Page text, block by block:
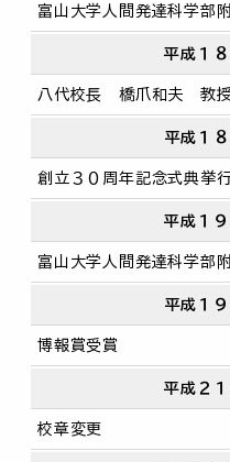
富山大学人間発達科学部
平成
八代校長 橋爪和夫 教
平成１
創立３０周年記念式典挙
平成
富山大学人間発達科学部
平成１
博報賞受賞
平成
校章変更